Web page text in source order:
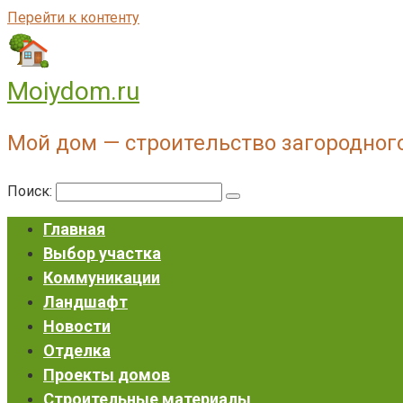
Перейти к контенту
Moiydom.ru
Мой дом — строительство
Поиск:
Главная
Выбор участка
Коммуникации
Ландшафт
Новости
Отделка
Проекты домов
Строительные материалы